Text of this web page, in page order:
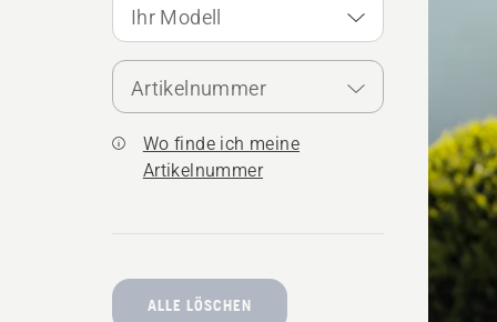
Ihr Modell
Artikelnummer
Wo finde ich meine
Artikelnummer
ALLE LÖSCHEN